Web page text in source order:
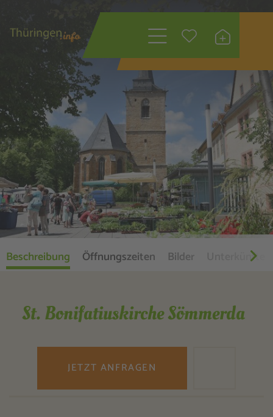
Wonach suchen
Sie?
Beschreibung Öffnungszeiten Bilder Unterkünfte
St. Bonifatiuskirche Sömmerda
JETZT ANFRAGEN